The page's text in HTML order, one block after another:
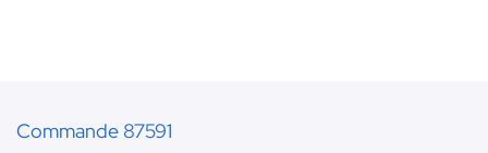
Commande 87591